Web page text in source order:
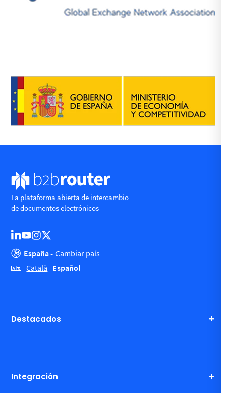
La plataforma abierta de intercambio
de documentos electrónicos
España - Cambiar país
Català Español
Destacados
Integración